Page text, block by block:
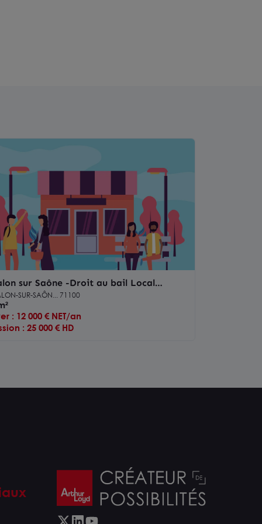
sur Saône -Droit au bail Local
50 m²
SUR-SAÔN... 71100
: 12 000 € NET/an
: 25 000 € HD